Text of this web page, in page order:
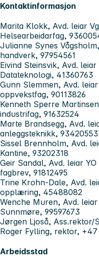
Kontaktinformasjon
Marita Klokk, Avd. leiar
Helsearbeidarfag,
Julianne Synes
handverk, 97954561
Eivind Steinsvik, Avd.
Datateknologi, 41360763
Gunn Slemmen, Avd.
oppvekstfag, 90113826
Kenneth Sperre
industrifag, 91632524
Marte Brandsegg, Avd.
anleggsteknikk, 93420553
Sissel Brennholm, Avd.
Kantine, 93202318
Geir Sandal, Avd. leiar
fagbrev, 91812495
Trine Krohn-Dale, Avd.
opplæring, 45488082
Wenche Muren, Avd.
Sunnmøre, 99597673
Jørgen Ljoså, Ass.rektor/
Roger Fylling, rektor, +47
Arbeidsstad